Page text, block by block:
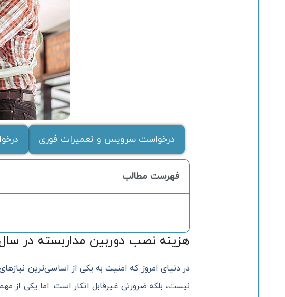
درخواست سرویس و تعمیرات فوری
فهرست مطالب
هزینه نصب دوربین مداربسته در سال ۱۴۰۴ چقدر
در دنیای امروز که امنیت به یکی از اساسی‌ترین
نیست، بلکه ضرورتی غیرقابل انکار است. اما یکی از